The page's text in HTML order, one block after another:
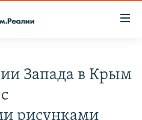
Запада в Крым
рисунками